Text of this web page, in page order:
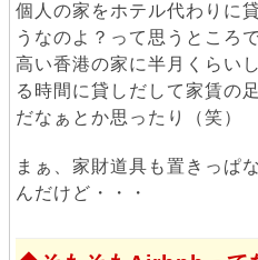
個人の家をホテル代わりに
うなのよ？って思うところ
高い香港の家に半月くらい
る時間に貸しだして家賃の
だなぁとか思ったり（笑）
まぁ、家財道具も置きっぱ
んだけど・・・